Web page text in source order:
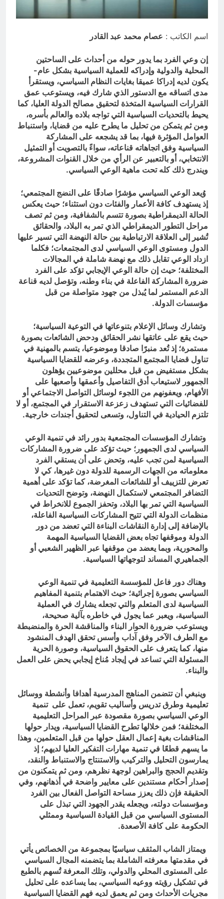
5 ساعات Ago
التسخيتي, من اصحاب الكساء الى
المعصوبين الاثني عشر، حجج اللات
اسم الكاتب : عصام محمد عبد القادر
إن وعي الفرد بما يدور حوله من أحداث على الساحتين
المحلية والدولية وإدراكه للعملية السياسية بشكل عام-
يكون لديه إدراكا عميقا بغايات النظام السياسي، ويستقرأ
مدى اتساقه مع الدستور الذي شارك فيه، ويستوعب عمق
القرارات السياسية المتخذة لتحقيق مصالح الدولة العليا، كما
يحيط بالتحديات السياسية التي تواجه بلاده والعالم بأسره،
ومن ثم يتمكن من تحليل ما يطرح عليه من قضايا، واستنباط
العوامل المؤثرة فيها، بما قد يشجعه على المشاركة
السياسية وفق اتجاهاته قناعاته، سواءً بالتصويت أو التمثيل
الانتخابي، أو بالتعبير عن الرأي من خلال القنوات المشروعة،
ويندرج ذلك كله تحت ماهية الوعي السياسي.
وُيعد الوعي السياسي مؤشرًا صادقًا على النضج المجتمعي؛
إذ يستهدف كافة الأعمار والفئات دون استثناء؛ حيث يعكس
الحالة الديمقراطية بصورة تتسم بالشفافية، ومن ثم تصف
مراحل التطور الديمقراطي الذي تمر به البلاد، والحقائق
تُشير إلى العلاقة الارتباطية بين حالة النهضة التي تسير عليها
الدول ومستوى الوعي السياسي لدى المجتمعات؛ فكلما
ازداد الوعي تقابل ذلك مع نهضة شاملة في المجالات
المختلفة؛ حيث إن حالة الوعي الإيجابي تؤكد على الفرد
ضرورة المشاركة الفاعلة في بناء وطنه، وتؤصل لديه قناعة
الدعم المستمر لما يُبذل من جهود متواصلة من قبل
مؤسسات الدولة.
وتشارك وسائل الإعلام بتنوعاتها في التوعية السياسية؛
حيث يقع على عاتقها نشر الحقائق ودحض الشائعات بصورة
مستمرة؛ إذ تُعد منبرًا صادقا وموضوعيا، يتسم بالمهنية في
تناول قضايا المجتمع المتجددة، وعرضه للقضايا السياسية
بشكل مستفيض من قبل محللين موضوعيين يؤهلون
الجمهور لاستيعاب أدق التفاصيل وأعمقها وأصعبها على
الأفهام، ويعفونهم من اللجوء لوسائل التواصل الاجتماعي أو
للفضائيات التي تستهدف زعزعة الاستقرار في المجتمع، أو لا
تلتزم الحيادية في التناول، وتسعى لتحقيق أجندات خارجية.
وتشارك المؤسسات المجتمعية بدور رائد في تنمية الوعي
السياسي لدى الجمهور؛ حيث تؤكد على ضرورة المشاركات
السياسية لمن تجب عليه، وتحض على أن يستقي الفرد
معلوماته من الجهات الرسمية للدولة دون غيرها، كي لا
تعرض للتزييف أو للشائعات المغرضة، كما تؤكد على أهمية
التضافر المجتمعي لاستكمال النهضة، وتوضح التحديات
السياسية التي تمر بها البلاد، وتحفز الجموع للانخراط في
منظمات الدولة التي تتيح المشاركات السياسية الفاعلة،
بالإضافة إلى إدارة النقاشات البناءة التي تعضد من دور
الدولة وموقفها تجاه بعض القضايا السياسية المهمة
والمحورية، وبما يعضد من موقفها عبر الظهير الشعبي أو
الجماهيري المساند لتوجهاتها السياسية.
وهناك دور فاعل للمؤسسة التعليمية في تنمية الوعي
السياسي بصورة إجرائية؛ حيث الاهتمام بتنمية المفاهيم
السياسية لدى المتعلم والتي تجعله يشارك في العملية
السياسية، ويعبر عما يجول في خاطره بآلية صحيحة،
ويستوعب ضرورة الحوار البناء والمناقشة الحرة والمنضبطة
مع الطرف الآخر وفق آداب وأسس تحقق الهدف المنشود
منها، كما يتعرف على الحقوق السياسية، وصورة الحرية
المسئولة التي تساعد في إيجاد مُناخ إيجابي يحض على العمل
والبناء.
وينبغي أن تتضمن المناهج المدرسية أهدافا وأنشطة ووسائل
تعليمية وطرق تدريس وأساليب تقويم، تعمل على تنمية
الوعي السياسي بصورة مقصودة عبر المراحل التعليمية
المختلفة؛ فمن خلالها تطرح القضايا السياسية، ويدار حولها
المناقشات بغية إعمال العقل حولها من قبل المتعلمين، وهذا
ما يسهم قطعًا في تنمية مهارات التفكير العليا لديهم؛ إذ
يمارسون التحليل والتركيب والاستنتاج والاستنباط والنقد،
وتقديم الحجج والبراهين لوجهة نظرهم، ومن ثم يتمكنون من
إصدار أحكام مستندين على معايير واضحة في أذهانهم، وفي
الحقيقة فإن ذلك يعزز مساحة التواصل الفعال بين الفرد
ومؤسسات دولته، ويجعله يقدر الجهود التي تبذل على
المستوى السياسي من قبل القيادة السياسية وممثلي
الحكومة على كافة الأصعدة.
ويمتاز الشاب المثقف سياسيًا بمجموعة من الخصائص يأتي
في مقدمتها معرفته الشاملة بما يتضمنه المجال السياسي
على المستوى المحلي والدولي، وتلك المعرفة تُسهم بالطبع
في تشكيل رؤيته ووعيه السياسي، بما يساعده على تحليل
مجريات الأحداث ومن ثم يعمق لديه فهم القضايا السياسية